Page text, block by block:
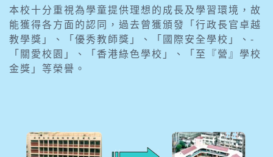
本校十分重視為學童提供理想的成長及學習環境，故
能獲得各方面的認同，過去曾獲頒發­「行政長官卓越
教學獎」、­「優秀教師獎」、­「國際安全學校」、­
「關愛校園」、「香港綠色學校」、­「至『營』學校
金獎」等榮譽。